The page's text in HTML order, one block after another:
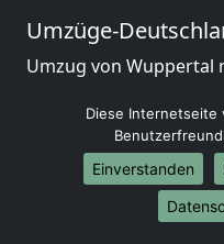
Umzüge-
Umzug von Wuppertal
Umzug von
Umzug von Wuppertal
Umzug von Wuppertal
Umzug von Wuppertal
Umzug von Wuppertal
Diese Internetseite
Einverstanden